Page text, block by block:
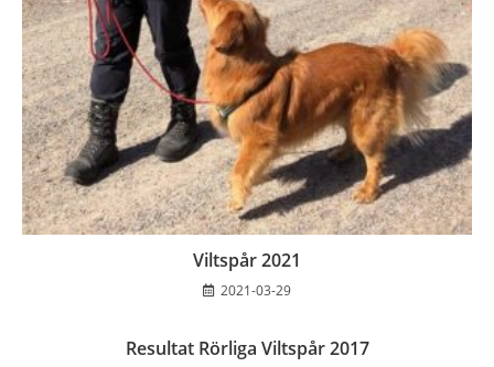
Viltspår 2021
2021-03-29
Resultat Rörliga Viltspår 2017